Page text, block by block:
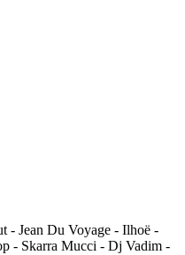
- Jean Du Voyage - Ilhoë -
- Skarra Mucci - Dj Vadim -